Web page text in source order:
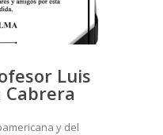
Luis
y del